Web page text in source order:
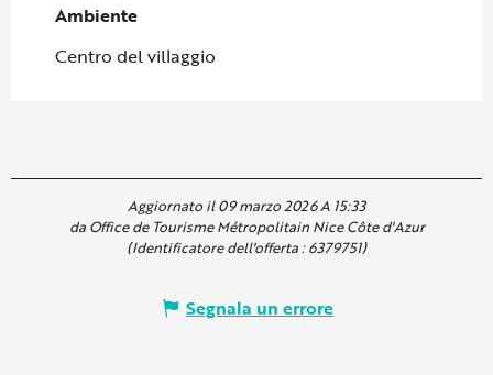
Ambiente
Ambiente
Centro del villaggio
Aggiornato il 09 marzo 2026 A 15:33
da Office de Tourisme Métropolitain Nice Côte d'Azur
(Identificatore dell'offerta :6379751)
Segnala un errore